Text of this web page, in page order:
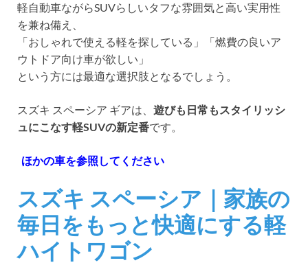
軽自動車ながらSUVらしいタフな雰囲気と高い実用性
を兼ね備え、
「おしゃれで使える軽を探している」「燃費の良いア
ウトドア向け車が欲しい」
という方には最適な選択肢となるでしょう。
スズキ スペーシア ギアは、 遊びも日常もスタイリッシ
ュにこなす軽SUVの新定番です。
ほかの車を参照してください
スズキ スペーシア｜家族の
毎日をもっと快適にする軽
ハイトワゴン